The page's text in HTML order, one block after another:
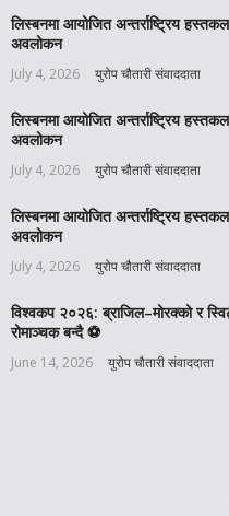
लिस्बनमा आयोजित अन्तर्राष्ट्रिय
अवलोकन
July 4, 2026 युरोप चौतारी संवाददाता
लिस्बनमा आयोजित अन्तर्राष्ट्रिय
अवलोकन
July 4, 2026 युरोप चौतारी संवाददाता
लिस्बनमा आयोजित अन्तर्राष्ट्रिय
अवलोकन
July 4, 2026 युरोप चौतारी संवाददाता
विश्वकप २०२६: ब्राजिल–मोरक्को र
रोमाञ्चक बन्दै ⚽️
June 14, 2026 युरोप चौतारी संवाददाता